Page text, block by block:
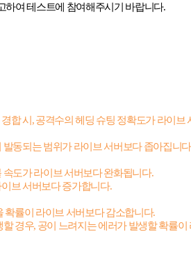
하여 테스트에 참여해주시기 바랍니다.
합 시 ,공격수의 헤딩 슈팅 정확도가 라이브
동되는 범위가 라이브 서버보다 좁아집니다
도가 라이브 서버보다 완화됩니다.
브 서버보다 증가합니다.
확률이 라이브 서버보다 감소합니다.
할 경우, 공이 느려지는 에러가 발생할 확률